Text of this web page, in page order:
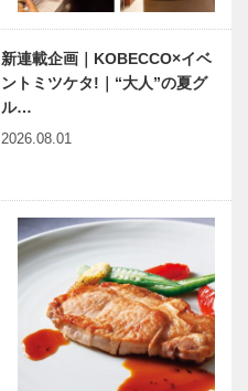
新連載企画｜KOBECCO×イベ
ントミツケタ!｜“大人”の夏グ
ル…
2026.08.01